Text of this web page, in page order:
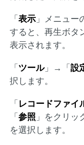
「表示 」メニュー
すると、再生ボタ
表示されます。
「ツール」→「設
択します。
「レコードファイ
「参照 」をクリッ
を選択します。